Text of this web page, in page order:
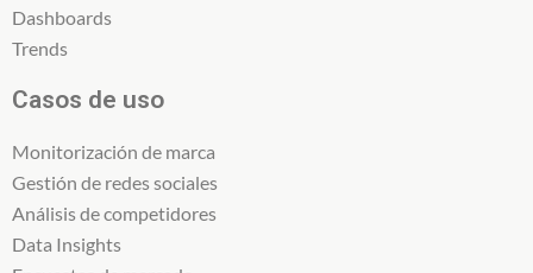
Dashboards
Trends
Casos de uso
Monitorización de marca
Gestión de redes sociales
Análisis de competidores
Data Insights